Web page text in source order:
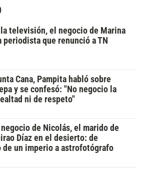
la televisión, el negocio de Marina
periodista que renunció a TN
Cana, Pampita habló sobre
y se confesó: "No negocio la
ni de respeto"
negocio de Nicolás, el marido de
Díaz en el desierto: de
de un imperio a astrofotógrafo